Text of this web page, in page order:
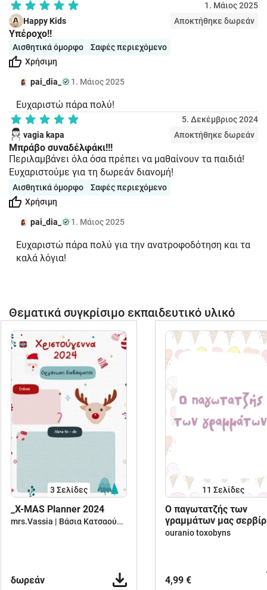
1. Μάιος 2025
Happy Kids
Αποκτήθηκε δωρεάν
Υπέροχο!!
Αισθητικά όμορφο
Σαφές περιεχόμενο
Χρήσιμη
pai_dia_ 1. Μάιος 2025
Ευχαριστώ πάρα πολύ!
5. Δεκέμβριος 2024
vagia kapa
Αποκτήθηκε δωρεάν
Μπράβο συναδέλφάκι!!!
Περιλαμβάνει όλα όσα πρέπει να μαθαίνουν τα παιδιά!
Ευχαριστούμε για τη δωρεάν διανομή!
Αισθητικά όμορφο
Σαφές περιεχόμενο
Χρήσιμη
pai_dia_ 1. Μάιος 2025
Ευχαριστώ πάρα πολύ για την ανατροφοδότηση και τα
καλά λόγια!
Θεματικά συγκρίσιμο εκπαιδευτικό υλικό
3 Σελίδες
_X-MAS Planner 2024
mrs.Vassia | Βάσια Κατσαούνου
δωρεάν
11 Σελίδες
O παγωτατζής των
γραμμάτων μας
κεφαλαία και πεζά!
ouranio toxobyns
4,99 €